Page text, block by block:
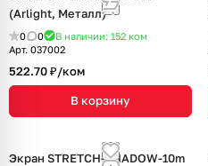
(Arlight, Металл)
0 0 В наличии: 152 ком
Арт. 037002
522.70 ₽/ком
В корзину
Экран STRETCH-SHADOW-10m